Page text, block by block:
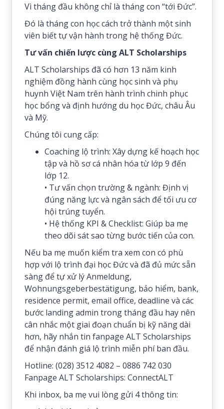
Vì tháng đầu không chỉ là tháng con “tới Đức”.
Đó là tháng con học cách trở thành một sinh
viên biết tự vận hành trong hệ thống Đức.
Tư vấn chiến lược cùng ALT Scholarships
ALT Scholarships đã có hơn 13 năm kinh
nghiệm đồng hành cùng học sinh và phụ
huynh Việt Nam trên hành trình chinh phục
học bổng và định hướng du học Đức, châu Âu
và Mỹ.
Chúng tôi cung cấp:
Coaching lộ trình: Xây dựng kế hoạch học
tập và hồ sơ cá nhân hóa từ lớp 9 đến
lớp 12.
• Tư vấn chọn trường & ngành: Định vị
đúng năng lực và ngân sách để tối ưu cơ
hội trúng tuyển.
• Hệ thống KPI & Checklist: Giúp ba mẹ
theo dõi sát sao từng bước tiến của con.
Nếu ba mẹ muốn kiểm tra xem con có phù
hợp với lộ trình đại học Đức và đã đủ mức sẵn
sàng để tự xử lý Anmeldung,
Wohnungsgeberbestätigung, bảo hiểm, bank,
residence permit, email office, deadline và các
bước landing admin trong tháng đầu hay nên
cân nhắc một giai đoạn chuẩn bị kỹ năng dài
hơn, hãy nhắn tin fanpage ALT Scholarships
để nhận đánh giá lộ trình miễn phí ban đầu.
Hotline: (028) 3512 4082 – 0886 742 030
Fanpage ALT Scholarships: ConnectALT
Khi inbox, ba mẹ vui lòng gửi 4 thông tin: